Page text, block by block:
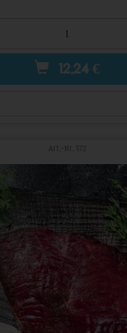
12,24 €